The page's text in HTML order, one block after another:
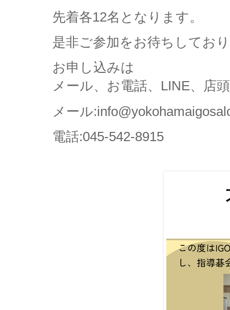
先着各12名となります。
是非ご参加をお待ちしてお
お申し込みは
メール、お電話、LINE、店
メール
電話:045-542-8915